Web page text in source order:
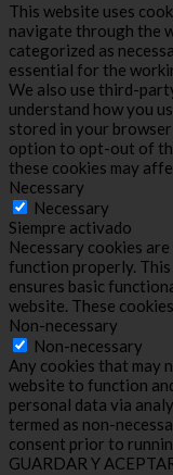
This website uses
navigate through the
categorized as
essential for the
We also use third-
understand how you
stored in your
option to opt-out of
these cookies may
Necessary
Necessary
Siempre activado
Necessary cookies
function properly.
ensures basic
website. These
Non-necessary
Non-necessary
Any cookies that may
website to function
personal data via
termed as non-
consent prior to
GUARDAR Y